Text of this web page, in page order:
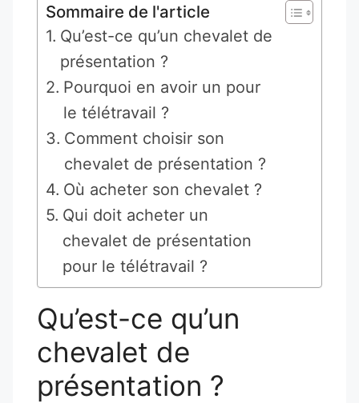
Sommaire de l'article
Qu’est-ce qu’un chevalet de
présentation ?
Pourquoi en avoir un pour
le télétravail ?
Comment choisir son
chevalet de présentation ?
Où acheter son chevalet ?
Qui doit acheter un
chevalet de présentation
pour le télétravail ?
Qu’est-ce qu’un
chevalet de
présentation ?